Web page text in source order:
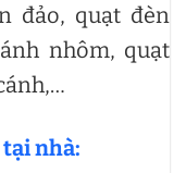
đảo, quạt đèn
nhôm, quạt
nhà: